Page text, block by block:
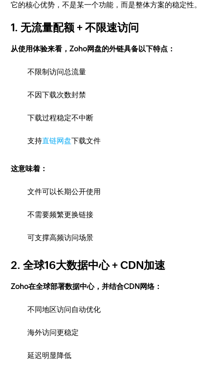
它的核心优势，不是某一个功能，而是整体方案的稳定性。
1. 无流量配额 + 不限速访问
从使用体验来看，Zoho网盘的外链具备以下特点：
不限制访问总流量
不因下载次数封禁
下载过程稳定不中断
支持直链网盘下载文件
这意味着：
文件可以长期公开使用
不需要频繁更换链接
可支撑高频访问场景
2. 全球16大数据中心 + CDN加速
Zoho在全球部署数据中心，并结合CDN网络：
不同地区访问自动优化
海外访问更稳定
延迟明显降低